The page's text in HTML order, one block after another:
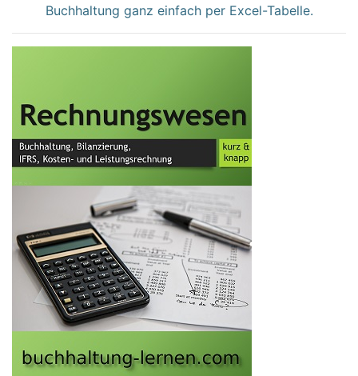
Buchhaltung ganz einfach per Excel-Tabelle.